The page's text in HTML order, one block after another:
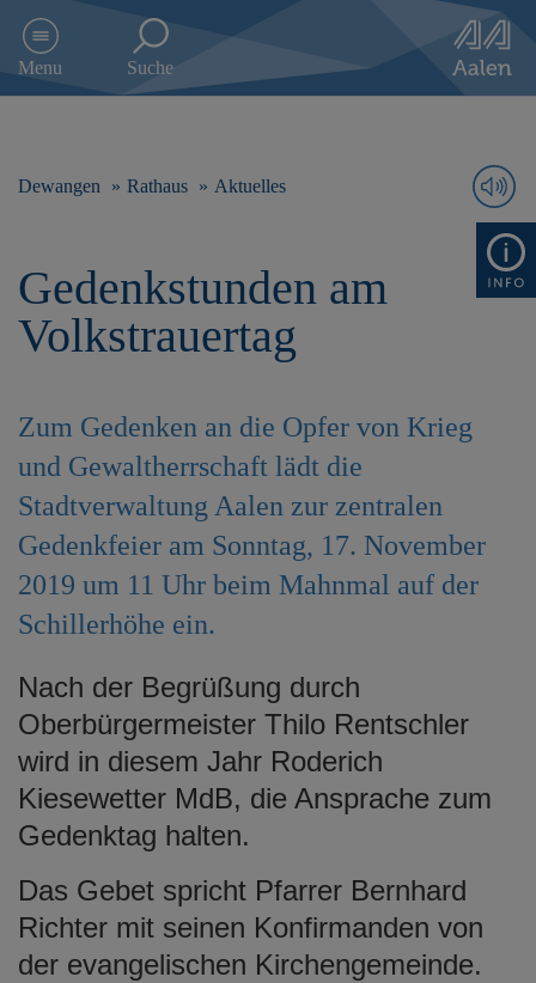
e
Menu Suche
Dewangen Rathaus Aktuelles
Gedenkstunden am
Volkstrauertag
Zum Gedenken an die Opfer von Krieg
und Gewaltherrschaft lädt die
Stadtverwaltung Aalen zur zentralen
Gedenkfeier am Sonntag, 17. November
2019 um 11 Uhr beim Mahnmal auf der
Schillerhöhe ein.
Nach der Begrüßung durch
Oberbürgermeister Thilo Rentschler
wird in diesem Jahr Roderich
Kiesewetter MdB, die Ansprache zum
Gedenktag halten.
Das Gebet spricht Pfarrer Bernhard
Richter mit seinen Konfirmanden von
der evangelischen Kirchengemeinde.